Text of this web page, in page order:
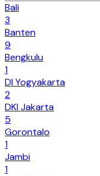
Bali
3
Banten
9
Bengkulu
1
DI Yogyakarta
2
DKI Jakarta
5
Gorontalo
1
Jambi
1